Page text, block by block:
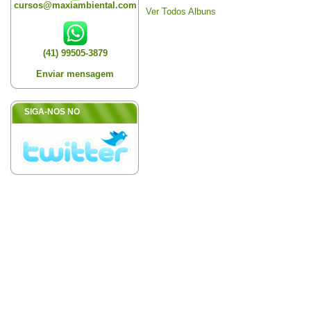
cursos@maxiambiental.com
(41) 99505-3879
Enviar mensagem
SIGA-NOS NO
Ver Todos Albuns